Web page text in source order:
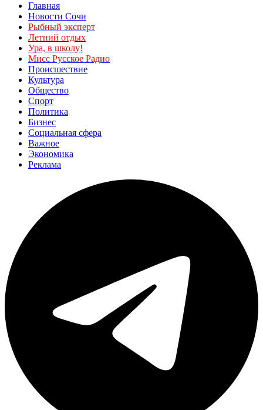
Главная
Новости Сочи
Рыбный эксперт
Летний отдых
Ура, в школу!
Мисс Русское Радио
Происшествие
Культура
Общество
Спорт
Политика
Бизнес
Социальная сфера
Важное
Экономика
Реклама